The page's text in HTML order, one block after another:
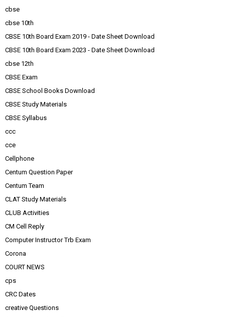
cbse
cbse 10th
CBSE 10th Board Exam 2019 - Date Sheet Download
CBSE 10th Board Exam 2023 - Date Sheet Download
cbse 12th
CBSE Exam
CBSE School Books Download
CBSE Study Materials
CBSE Syllabus
ccc
cce
Cellphone
Centum Question Paper
Centum Team
CLAT Study Materials
CLUB Activities
CM Cell Reply
Computer Instructor Trb Exam
Corona
COURT NEWS
cps
CRC Dates
creative Questions